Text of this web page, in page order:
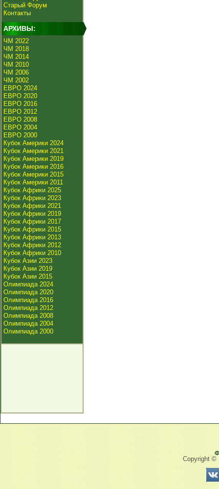
Старый Форум
Контакты
АРХИВЫ:
ЧМ 2022
ЧМ 2018
ЧМ 2014
ЧМ 2010
ЧМ 2006
ЧМ 2002
ЕВРО 2024
ЕВРО 2020
ЕВРО 2016
ЕВРО 2012
ЕВРО 2008
ЕВРО 2004
ЕВРО 2000
Кубок Америки 2024
Кубок Америки 2021
Кубок Америки 2019
Кубок Америки 2016
Кубок Америки 2015
Кубок Америки 2011
Кубок Африки 2025
Кубок Африки 2023
Кубок Африки 2021
Кубок Африки 2019
Кубок Африки 2017
Кубок Африки 2015
Кубок Африки 2013
Кубок Африки 2012
Кубок Африки 2010
Кубок Азии 2023
Кубок Азии 2019
Кубок Азии 2015
Олимпиада 2024
Олимпиада 2020
Олимпиада 2016
Олимпиада 2012
Олимпиада 2008
Олимпиада 2004
Олимпиада 2000
Copyright ©